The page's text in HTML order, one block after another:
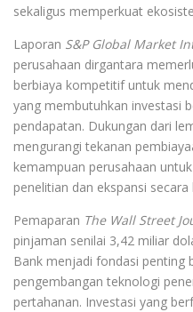
sekaligus memperkuat
Laporan S&P Global Market
perusahaan dirgantara
berbiaya kompetitif untuk
yang membutuhkan investasi
pendapatan. Dukungan dari
mengurangi tekanan
kemampuan perusahaan
penelitian dan ekspansi
Pemaparan The Wall Street
pinjaman senilai 3,42 miliar
Bank menjadi fondasi penting
pengembangan teknologi
pertahanan. Investasi yang